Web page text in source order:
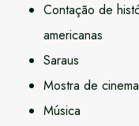
Contação de
americanas
Saraus
Mostra de cinema
Música